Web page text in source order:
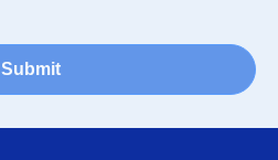
Submit